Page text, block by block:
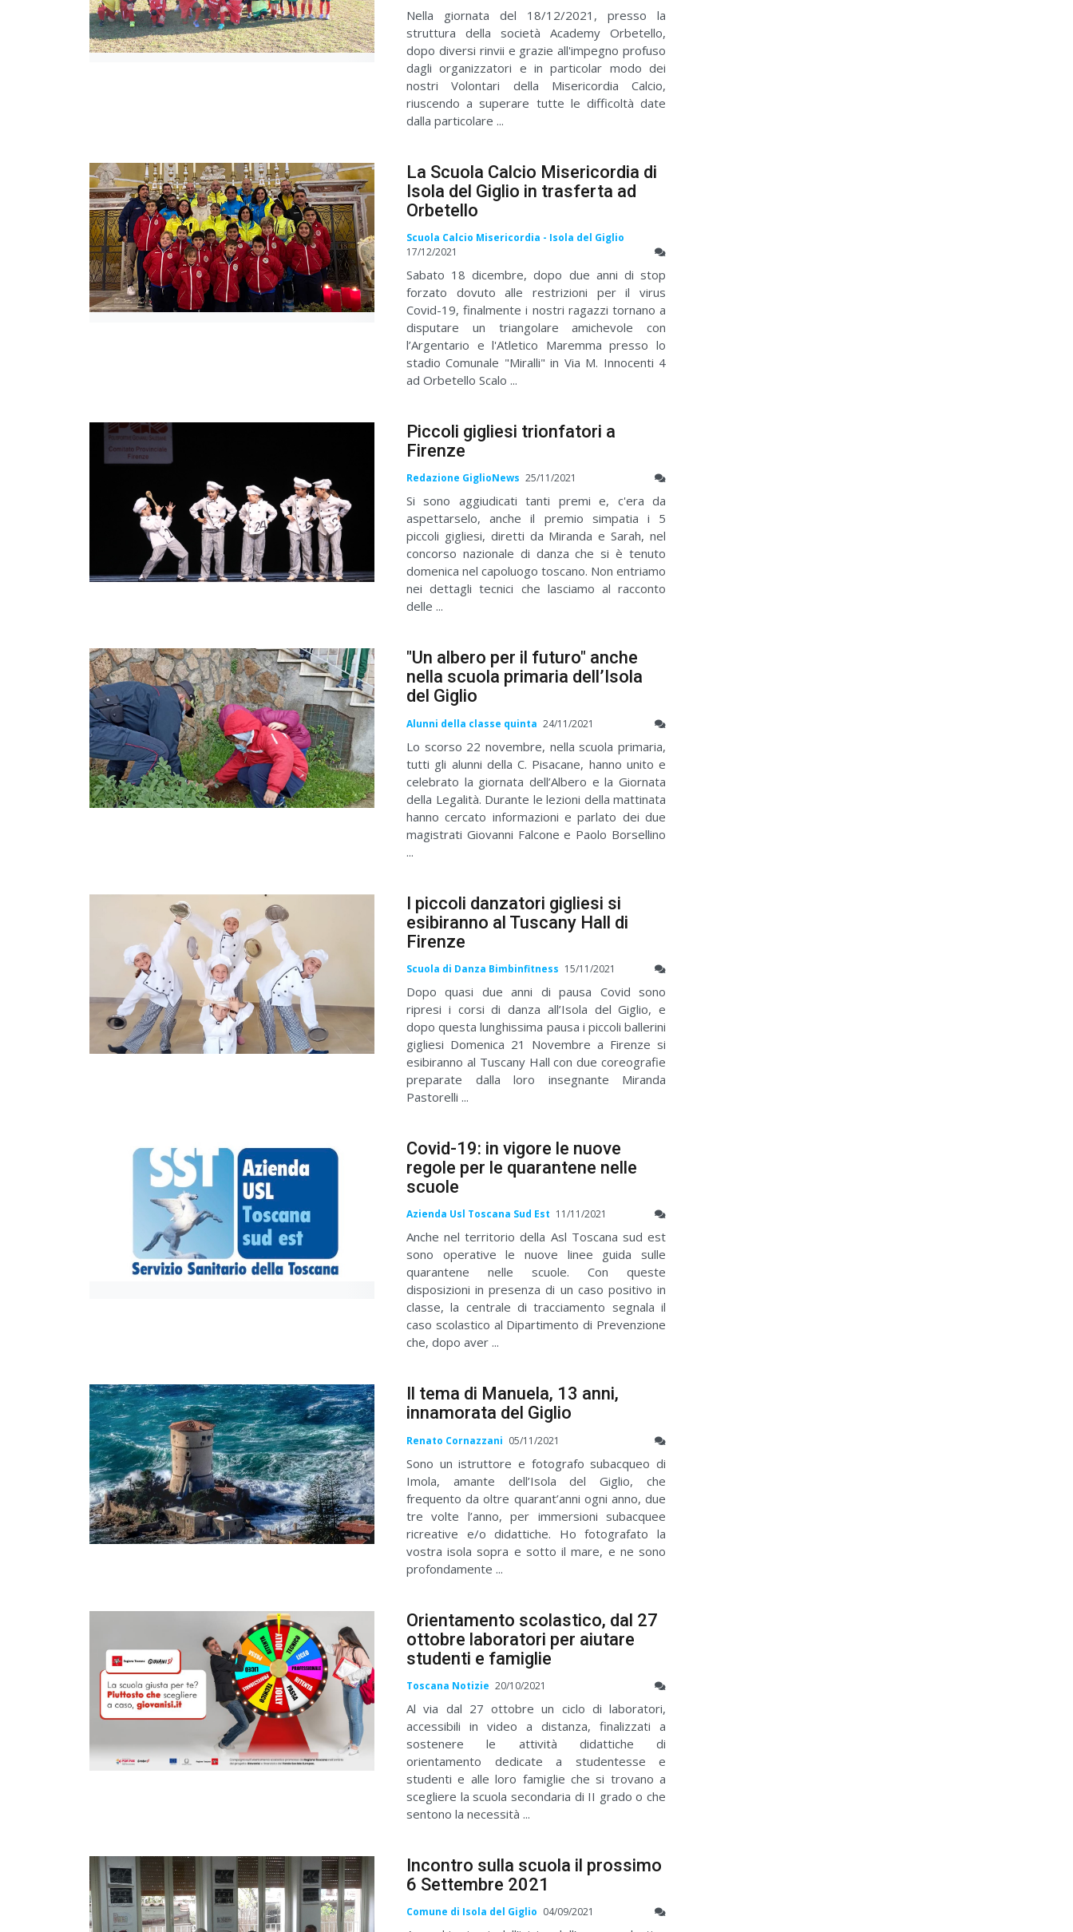
Nella giornata del 18/12/2021, presso la
struttura della società Academy Orbetello,
dopo diversi rinvii e grazie all'impegno profuso
dagli organizzatori e in particolar modo dei
nostri Volontari della Misericordia Calcio,
riuscendo a superare tutte le difficoltà date
dalla particolare ...
La Scuola Calcio Misericordia di
Isola del Giglio in trasferta ad
Orbetello
Scuola Calcio Misericordia - Isola del Giglio
17/12/2021
Sabato 18 dicembre, dopo due anni di stop
forzato dovuto alle restrizioni per il virus
Covid-19, finalmente i nostri ragazzi tornano a
disputare un triangolare amichevole con
l’Argentario e l'Atletico Maremma presso lo
stadio Comunale "Miralli" in Via M. Innocenti 4
ad Orbetello Scalo ...
Piccoli gigliesi trionfatori a
Firenze
Redazione GiglioNews 25/11/2021
Si sono aggiudicati tanti premi e, c'era da
aspettarselo, anche il premio simpatia i 5
piccoli gigliesi, diretti da Miranda e Sarah, nel
concorso nazionale di danza che si è tenuto
domenica nel capoluogo toscano. Non entriamo
nei dettagli tecnici che lasciamo al racconto
delle ...
"Un albero per il futuro" anche
nella scuola primaria dell’Isola
del Giglio
Alunni della classe quinta 24/11/2021
Lo scorso 22 novembre, nella scuola primaria,
tutti gli alunni della C. Pisacane, hanno unito e
celebrato la giornata dell’Albero e la Giornata
della Legalità. Durante le lezioni della mattinata
hanno cercato informazioni e parlato dei due
magistrati Giovanni Falcone e Paolo Borsellino
...
I piccoli danzatori gigliesi si
esibiranno al Tuscany Hall di
Firenze
Scuola di Danza Bimbinfitness 15/11/2021
Dopo quasi due anni di pausa Covid sono
ripresi i corsi di danza all’Isola del Giglio, e
dopo questa lunghissima pausa i piccoli ballerini
gigliesi Domenica 21 Novembre a Firenze si
esibiranno al Tuscany Hall con due coreografie
preparate dalla loro insegnante Miranda
Pastorelli ...
Covid-19: in vigore le nuove
regole per le quarantene nelle
scuole
Azienda Usl Toscana Sud Est 11/11/2021
Anche nel territorio della Asl Toscana sud est
sono operative le nuove linee guida sulle
quarantene nelle scuole. Con queste
disposizioni in presenza di un caso positivo in
classe, la centrale di tracciamento segnala il
caso scolastico al Dipartimento di Prevenzione
che, dopo aver ...
Il tema di Manuela, 13 anni,
innamorata del Giglio
Renato Cornazzani 05/11/2021
Sono un istruttore e fotografo subacqueo di
Imola, amante dell’Isola del Giglio, che
frequento da oltre quarant’anni ogni anno, due
tre volte l’anno, per immersioni subacquee
ricreative e/o didattiche. Ho fotografato la
vostra isola sopra e sotto il mare, e ne sono
profondamente ...
Orientamento scolastico, dal 27
ottobre laboratori per aiutare
studenti e famiglie
Toscana Notizie 20/10/2021
Al via dal 27 ottobre un ciclo di laboratori,
accessibili in video a distanza, finalizzati a
sostenere le attività didattiche di
orientamento dedicate a studentesse e
studenti e alle loro famiglie che si trovano a
scegliere la scuola secondaria di II grado o che
sentono la necessità ...
Incontro sulla scuola il prossimo
6 Settembre 2021
Comune di Isola del Giglio 04/09/2021